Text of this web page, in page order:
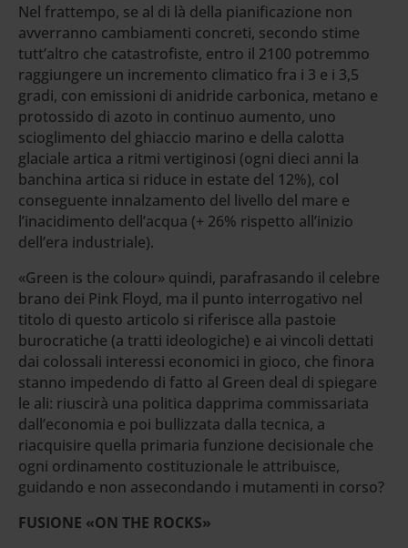
Nel frattempo, se al di là della pianificazione non
avverranno cambiamenti concreti, secondo stime
tutt’altro che catastrofiste, entro il 2100 potremmo
raggiungere un incremento climatico fra i 3 e i 3,5
gradi, con emissioni di anidride carbonica, metano e
protossido di azoto in continuo aumento, uno
scioglimento del ghiaccio marino e della calotta
glaciale artica a ritmi vertiginosi (ogni dieci anni la
banchina artica si riduce in estate del 12%), col
conseguente innalzamento del livello del mare e
l’inacidimento dell’acqua (+ 26% rispetto all’inizio
dell’era industriale).
«Green is the colour» quindi, parafrasando il celebre
brano dei Pink Floyd, ma il punto interrogativo nel
titolo di questo articolo si riferisce alla pastoie
burocratiche (a tratti ideologiche) e ai vincoli dettati
dai colossali interessi economici in gioco, che finora
stanno impedendo di fatto al Green deal di spiegare
le ali: riuscirà una politica dapprima commissariata
dall’economia e poi bullizzata dalla tecnica, a
riacquisire quella primaria funzione decisionale che
ogni ordinamento costituzionale le attribuisce,
guidando e non assecondando i mutamenti in corso?
FUSIONE «ON THE ROCKS»